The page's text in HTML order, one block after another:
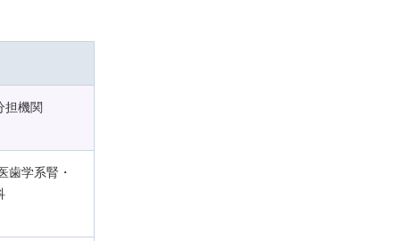
担機関
歯学系腎・